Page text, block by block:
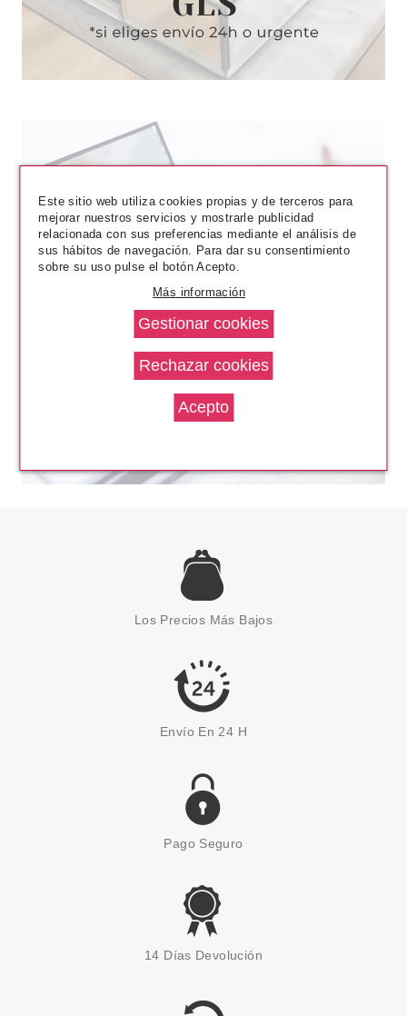
Los Precios Más Bajos
Envío En 24 H
Pago Seguro
14 Días Devolución
Este sitio web utiliza cookies propias y de terceros para
mejorar nuestros servicios y mostrarle publicidad
relacionada con sus preferencias mediante el análisis de
sus hábitos de navegación. Para dar su consentimiento
sobre su uso pulse el botón Acepto.
Más información